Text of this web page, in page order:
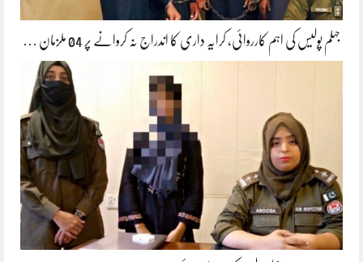
جہلم پولیس کی اہم کارروائی، کرایہ داری کا اندراج نہ کروانے پر 04 ملزمان …